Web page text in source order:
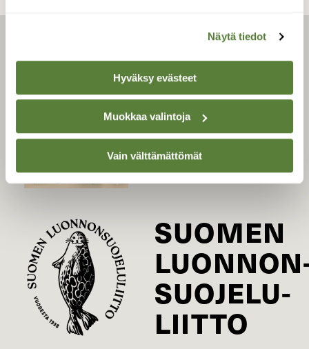
Näytä tiedot
Hyväksy evästeet
Muokkaa valintoja
Vain välttämättömät
LEHTI
Uusin lehti
Tilaa Suomen Luonto
Tilaa digilukuoikeus
Äänestä parasta juttua
Tilaa uutiskirje
SUOMEN
SUOJELU­
LIITTO